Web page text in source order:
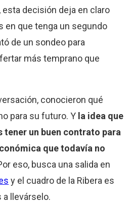
decisión deja en claro
en que tenga un segundo
de un sondeo para
más temprano que
conocieron qué
para su futuro. Y la idea que
tener un buen contrato para
que todavía no
eso, busca una salida en
y el cuadro de la Ribera es
llevárselo.